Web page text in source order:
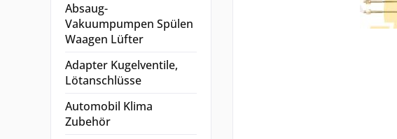
Absaug-
Vakuumpumpen Spülen
Waagen Lüfter
Adapter Kugelventile,
Lötanschlüsse
Automobil Klima
Zubehör